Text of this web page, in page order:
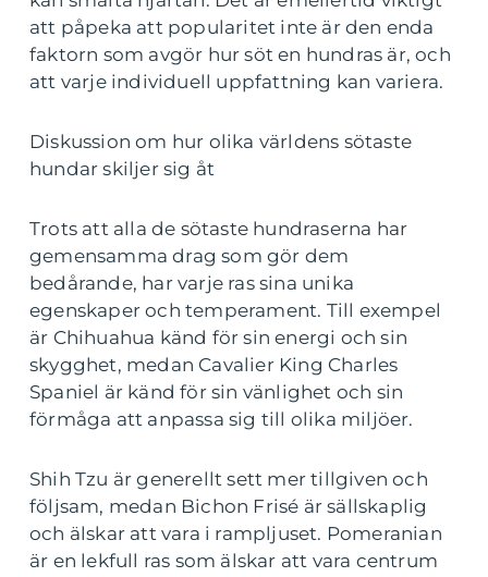
att påpeka att popularitet inte är den enda
faktorn som avgör hur söt en hundras är, och
att varje individuell uppfattning kan variera.
Diskussion om hur olika världens sötaste
hundar skiljer sig åt
Trots att alla de sötaste hundraserna har
gemensamma drag som gör dem
bedårande, har varje ras sina unika
egenskaper och temperament. Till exempel
är Chihuahua känd för sin energi och sin
skygghet, medan Cavalier King Charles
Spaniel är känd för sin vänlighet och sin
förmåga att anpassa sig till olika miljöer.
Shih Tzu är generellt sett mer tillgiven och
följsam, medan Bichon Frisé är sällskaplig
och älskar att vara i rampljuset. Pomeranian
är en lekfull ras som älskar att vara centrum